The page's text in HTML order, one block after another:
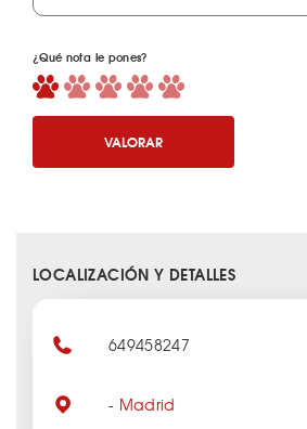
¿Qué nota le pones?
VALORAR
LOCALIZACIÓN Y DETALLES
649458247
- Madrid